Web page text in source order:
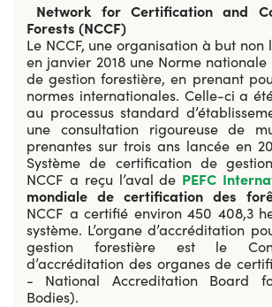
Network for Certification and
Forests (NCCF)
Le NCCF, une organisation à but
en janvier 2018 une Norme
de gestion forestière, en prenant
normes internationales. Celle-ci a
au processus standard
une consultation rigoureuse de
prenantes sur trois ans lancée en
Système de certification de
NCCF a reçu l’aval de PEFC
mondiale de certification des
NCCF a certifié environ 450 408,3
système. L’organe d’accréditation
gestion forestière est le
d’accréditation des organes de
- National Accreditation Board
Bodies).